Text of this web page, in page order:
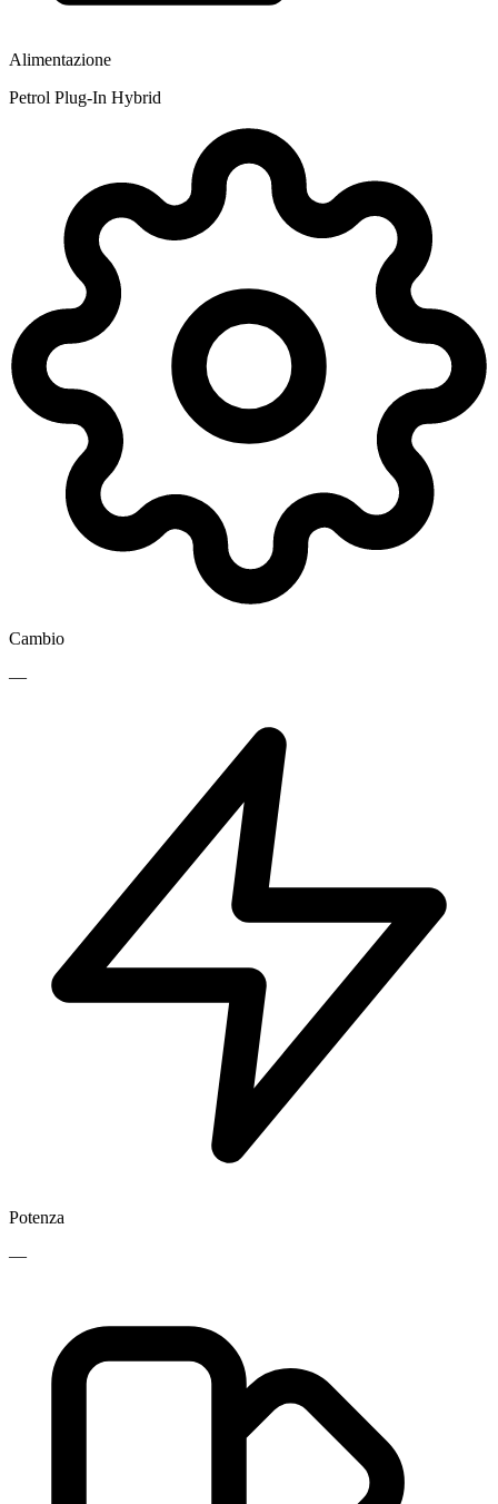
Alimentazione
Petrol Plug-In Hybrid
Cambio
—
Potenza
—